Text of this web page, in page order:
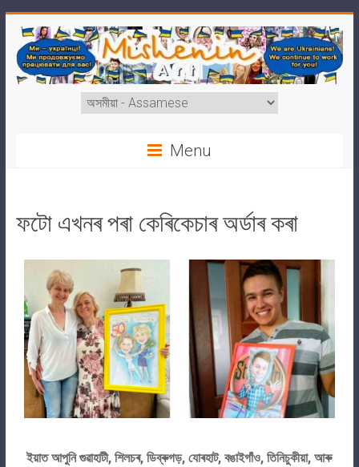
Menu
ফটো এখনৰ পৰা কেৰিকেচাৰ অৰ্ডাৰ কৰা
ইয়াত আপুনি গুৱাহাটী, শিলচৰ, ডিব্ৰুগড়, যোৰহাট, বঙাইগাঁও, তিনিচুকীয়া, আৰু